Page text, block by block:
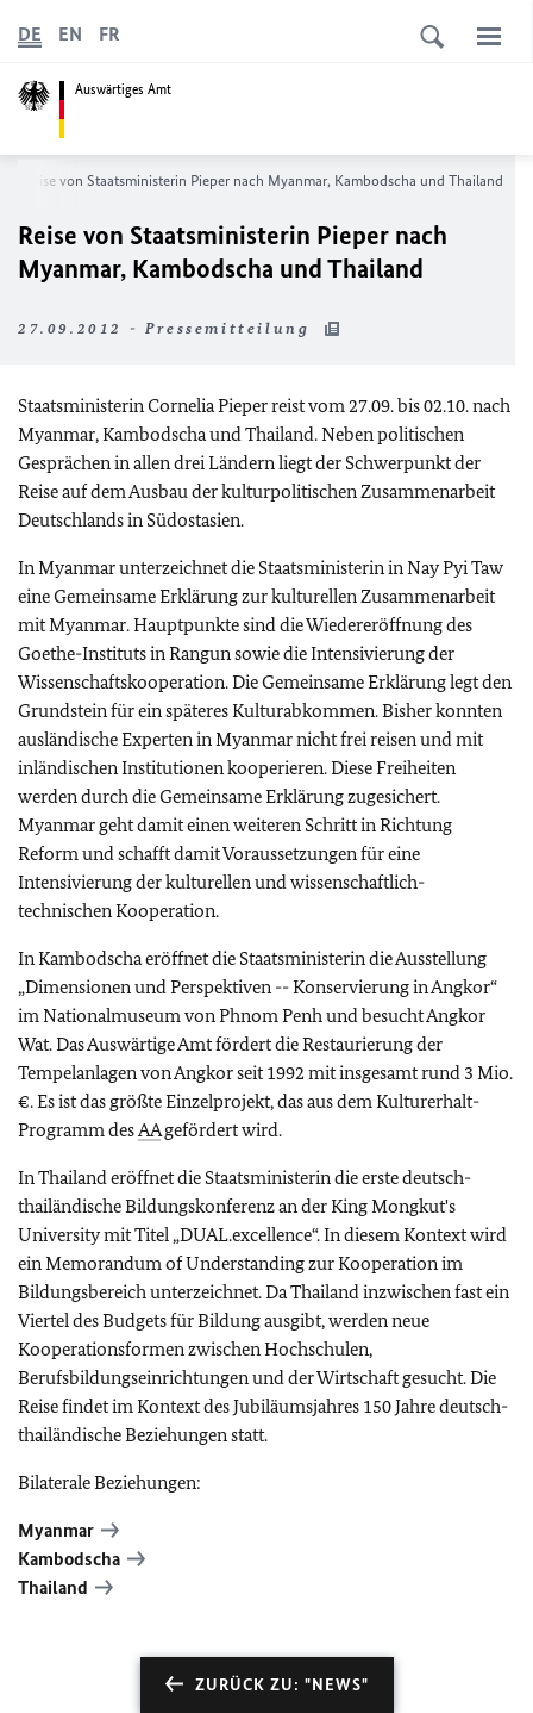
Auswärtiges Amt
DE EN FR
Reise von Staatsministerin Pieper nach Myanmar, Kambodscha und Thailand
Reise von Staatsministerin Pieper nach
Myanmar, Kambodscha und Thailand
27.09.2012 - Pressemitteilung
Staatsministerin Cornelia Pieper reist vom 27.09. bis 02.10. nach
Myanmar, Kambodscha und Thailand. Neben politischen
Gesprächen in allen drei Ländern liegt der Schwerpunkt der
Reise auf dem Ausbau der kulturpolitischen Zusammenarbeit
Deutschlands in Südostasien.
In Myanmar unterzeichnet die Staatsministerin in Nay Pyi Taw
eine Gemeinsame Erklärung zur kulturellen Zusammenarbeit
mit Myanmar. Hauptpunkte sind die Wiedereröffnung des
Goethe-Instituts in Rangun sowie die Intensivierung der
Wissenschaftskooperation. Die Gemeinsame Erklärung legt den
Grundstein für ein späteres Kulturabkommen. Bisher konnten
ausländische Experten in Myanmar nicht frei reisen und mit
inländischen Institutionen kooperieren. Diese Freiheiten
werden durch die Gemeinsame Erklärung zugesichert.
Myanmar geht damit einen weiteren Schritt in Richtung
Reform und schafft damit Voraussetzungen für eine
Intensivierung der kulturellen und wissenschaftlich-
technischen Kooperation.
In Kambodscha eröffnet die Staatsministerin die Ausstellung
„Dimensionen und Perspektiven -- Konservierung in Angkor“
im Nationalmuseum von Phnom Penh und besucht Angkor
Wat. Das Auswärtige Amt fördert die Restaurierung der
Tempelanlagen von Angkor seit 1992 mit insgesamt rund 3 Mio.
€. Es ist das größte Einzelprojekt, das aus dem Kulturerhalt-
Programm desAAgefördert wird.
In Thailand eröffnet die Staatsministerin die erste deutsch-
thailändische Bildungskonferenz an der King Mongkut's
University mit Titel „DUAL.excellence“. In diesem Kontext wird
ein Memorandum of Understanding zur Kooperation im
Bildungsbereich unterzeichnet. Da Thailand inzwischen fast ein
Viertel des Budgets für Bildung ausgibt, werden neue
Kooperationsformen zwischen Hochschulen,
Berufsbildungseinrichtungen und der Wirtschaft gesucht. Die
Reise findet im Kontext des Jubiläumsjahres 150 Jahre deutsch-
thailändische Beziehungen statt.
Bilaterale Beziehungen:
Myanmar
Kambodscha
Thailand
ZURÜCK ZU: "NEWS"